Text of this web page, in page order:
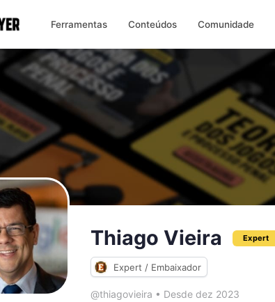
Ferramentas Conteúdos Comunidade
Thiago Vieira Expert
Expert / Embaixador
@thiagovieira • Desde dez 2023